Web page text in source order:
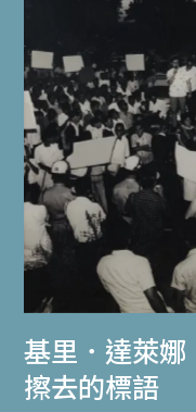
基里．達萊娜
擦去的標語